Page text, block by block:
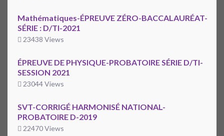
Mathématiques-ÉPREUVE ZÉRO-BACCALAURÉAT-
SÉRIE : D/TI-2021
23438 Views
ÉPREUVE DE PHYSIQUE-PROBATOIRE SÉRIE D/TI-
SESSION 2021
23044 Views
SVT-CORRIGÉ HARMONISÉ NATIONAL-
PROBATOIRE D-2019
22470 Views